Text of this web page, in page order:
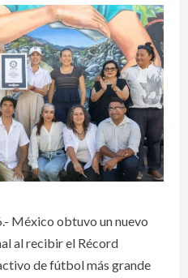
México obtuvo un nuevo
al recibir el Récord
de fútbol más grande